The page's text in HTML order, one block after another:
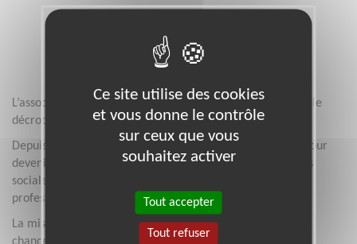
L’association ZUPdeCO est née avec l’ambition de réduire le
décrochage scolaire.
Depuis son lancement, nos actions ont pris de l’ampleur pour
devenir un mouvement national agissant sur les inégalités
sociales dans le secteur de l’éducation et de l’insertion
professionnelle.
La mission de ZUPdeCO est simple : offrir une égalité des
Ce site utilise des cookies
et vous donne le contrôle
sur ceux que vous
souhaitez activer
Tout accepter
Tout refuser